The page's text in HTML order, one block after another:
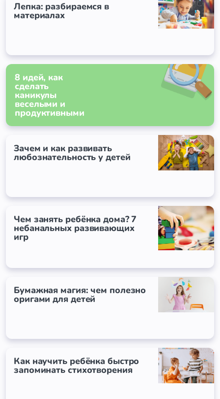
Лепка: разбираемся в
материалах
8 идей, как
сделать
каникулы
веселыми и
продуктивными
Зачем и как развивать
любознательность у детей
Чем занять ребёнка дома? 7
небанальных развивающих
игр
Бумажная магия: чем полезно
оригами для детей
Как научить ребёнка быстро
запоминать стихотворения